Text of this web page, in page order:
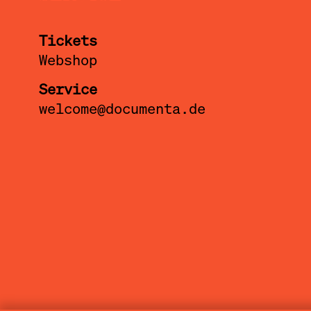
Tickets
Webshop
Service
welcome@documenta.de